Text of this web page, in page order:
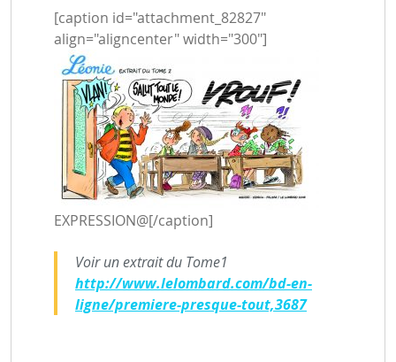
[caption id="attachment_82827"
align="aligncenter" width="300"]
EXPRESSION@[/caption]
Voir un extrait du Tome1
http://www.lelombard.com/bd-en-
ligne/premiere-presque-tout,3687